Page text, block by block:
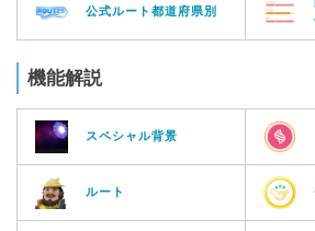
公式ルート都道府県別
機能解説
スペシャル背景
ルート